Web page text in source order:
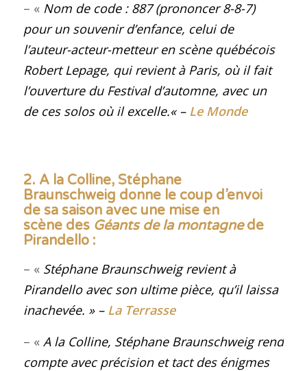
– « Nom de code : 887(prononcer 8-8-7)
pour un souvenir d’enfance, celui de
l’auteur-acteur-metteur en scène québécois
Robert Lepage, qui revient à Paris, où il fait
l’ouverture du Festival d’automne, avec un
de ces solos où il excelle.« – Le Monde
2. A la Colline, Stéphane
Braunschweig donne le coup d’envoi
de sa saison avec une mise en
scène des Géants de la montagnede
Pirandello :
– « Stéphane Braunschweig revient à
Pirandello avec son ultime pièce, qu’il laissa
inachevée. » – La Terrasse
– « A la Colline, Stéphane Braunschweig rend
compte avec précision et tact des énigmes